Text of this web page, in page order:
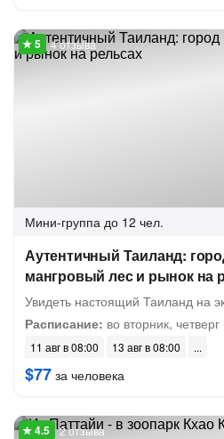
4 отзыва
Мини-группа до 12 чел.
Аутентичный Таиланд:
мангровый лес и рынок на
Увидеть настоящий Таиланд на
Расписание: во вторник,
11 авг в 08:00 13 авг в 08:00
$77 за человека
2 отзыва